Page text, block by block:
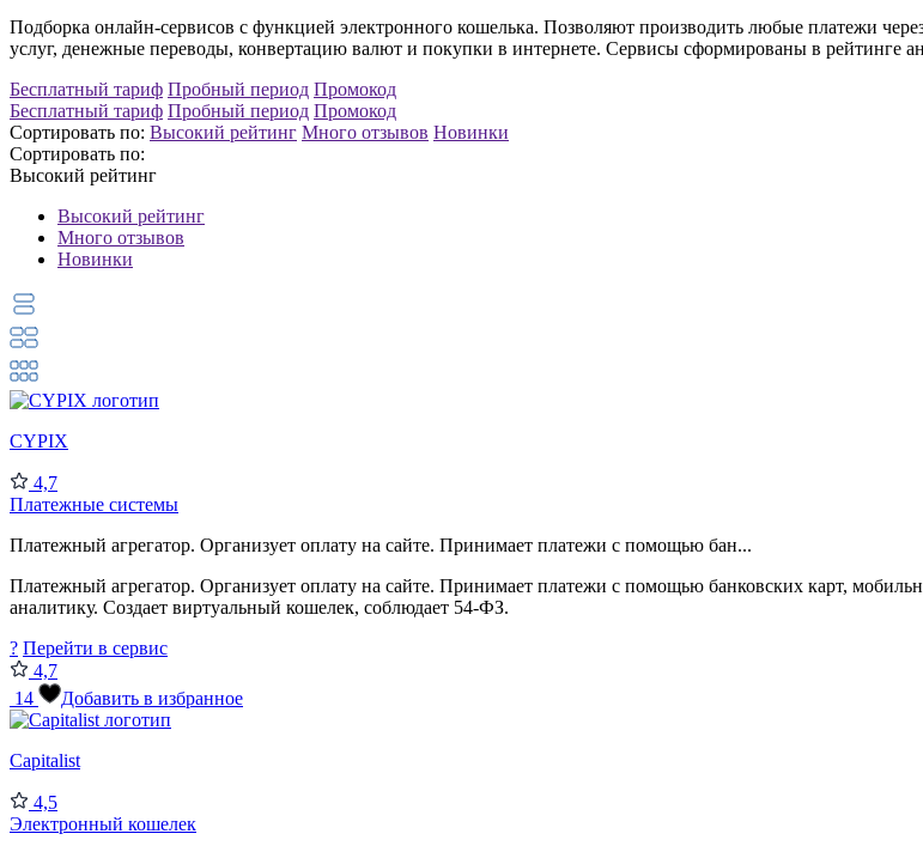
Подборка онлайн-сервисов с функцией электронного кошелька. Позволяют производить любые платежи
услуг, денежные переводы, конвертацию валют и покупки в интернете. Сервисы сформированы в рейтинге
Бесплатный тариф Пробный период Промокод
Бесплатный тариф Пробный период Промокод
Сортировать по: Высокий рейтинг Много отзывов Новинки
Сортировать по:
Высокий рейтинг
Высокий рейтинг
Много отзывов
Новинки
CYPIX
4,7
Платежные системы
Платежный агрегатор. Организует оплату на сайте. Принимает платежи с помощью бан...
Платежный агрегатор. Организует оплату на сайте. Принимает платежи с помощью банковских карт,
аналитику. Создает виртуальный кошелек, соблюдает 54-ФЗ.
? Перейти в сервис
4,7
14
Добавить в избранное
Capitalist
4,5
Электронный кошелек